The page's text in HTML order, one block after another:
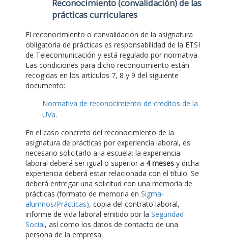
Reconocimiento (convalidación) de las
prácticas curriculares
El reconocimiento o convalidación de la asignatura
obligatoria de prácticas es responsabilidad de la ETSI
de Telecomunicación y está regulado por normativa.
Las condiciones para dicho reconocimiento están
recogidas en los artículos 7, 8 y 9 del siguiente
documento:
Normativa de reconocimiento de créditos de la
UVa.
En el caso concreto del reconocimiento de la
asignatura de prácticas por experiencia laboral, es
necesario solicitarlo a la escuela: la experiencia
laboral deberá ser igual o superior a 4 meses y dicha
experiencia deberá estar relacionada con el título. Se
deberá entregar una solicitud con una memoria de
prácticas (formato de memoria en Sigma-
alumnos/Prácticas), copia del contrato laboral,
informe de vida laboral emitido por la Seguridad
Social, así como los datos de contacto de una
persona de la empresa.